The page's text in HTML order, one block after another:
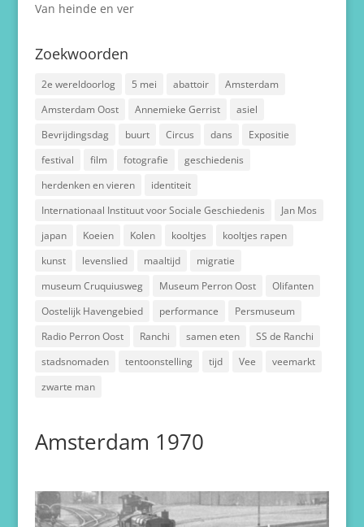
Van heinde en ver
Zoekwoorden
2e wereldoorlog 5 mei abattoir
Amsterdam
Amsterdam Oost
Annemieke Gerrist
asiel
Bevrijdingsdag
buurt Circus dans
Expositie
festival
film fotografie
geschiedenis
herdenken en vieren
identiteit
Internationaal Instituut voor Sociale Geschiedenis
Jan Mos
japan
Koeien Kolen kooltjes
kooltjes rapen
kunst
levenslied maaltijd
migratie
museum Cruquiusweg
Museum Perron Oost
Olifanten
Oostelijk Havengebied
performance
Persmuseum
Radio Perron Oost
Ranchi samen eten
SS de Ranchi
stadsnomaden
tentoonstelling tijd Vee
veemarkt
zwarte man
Amsterdam 1970